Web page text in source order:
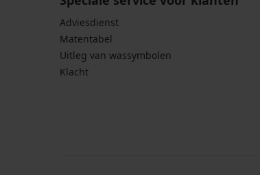
Adviesdienst
Matentabel
Uitleg van wassymbolen
Klacht